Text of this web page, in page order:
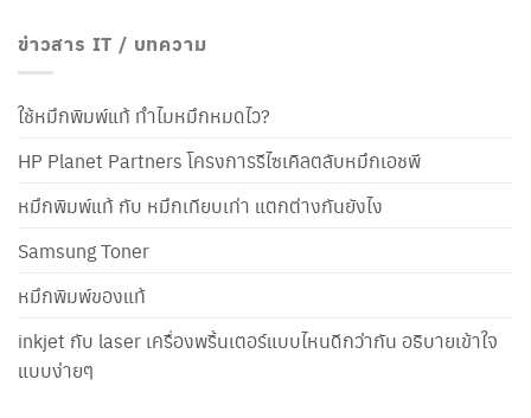
ข่าวสาร IT / บทความ
ใช้หมึกพิมพ์แท้ ทำไมหมึกหมดไว?
HP Planet Partners โครงการรีไซเคิลตลับหมึกเอชพี
หมึกพิมพ์แท้ กับ หมึกเทียบเท่า แตกต่างกันยังไง
Samsung Toner
หมึกพิมพ์ของแท้
inkjet กับ laser เครื่องพริ้นเตอร์แบบไหนดีกว่ากัน อธิบายเข้าใจ
แบบง่ายๆ